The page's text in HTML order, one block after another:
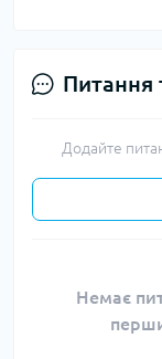
Питання
Додайте
Немає